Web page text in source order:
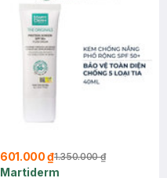
601.000 ₫1.350.000 ₫
Martiderm